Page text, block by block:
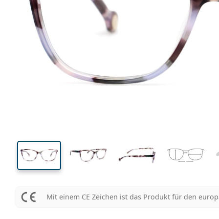
Brillenbreite
39 mm
Glashöhe Glasbreite
Glasbreite
Mit einem CE Zeichen ist das Produkt für den